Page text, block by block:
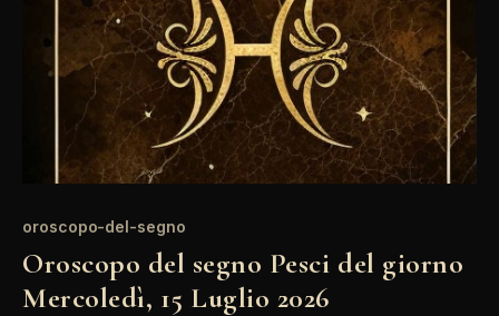
oroscopo-del-segno
Oroscopo del segno Pesci del giorno
Mercoledì, 15 Luglio 2026